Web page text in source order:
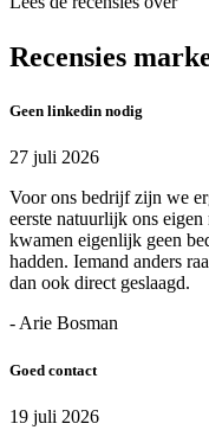
Recensies
Geen linkedin nodig
27 juli 2026
Voor ons bedrijf zijn we
eerste natuurlijk ons
kwamen eigenlijk geen
hadden. Iemand anders
dan ook direct geslaagd.
- Arie Bosman
Goed contact
19 juli 2026